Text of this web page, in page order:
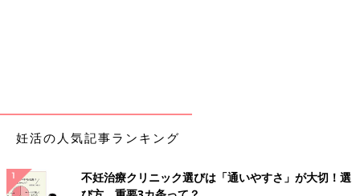
妊活の人気記事ランキング
不妊治療クリニック選びは「通いやすさ」が大切！選